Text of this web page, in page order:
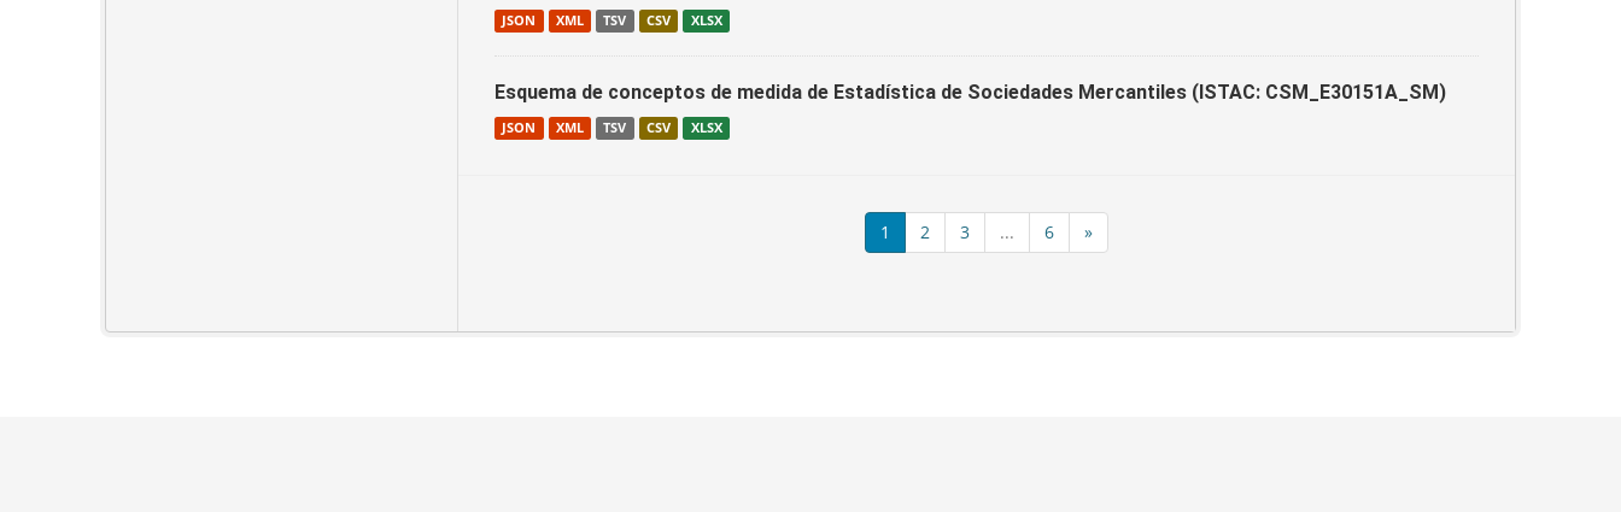
JSON XML TSV CSV XLSX
Esquema de conceptos de medida de Estadística de Sociedades Mercantiles (ISTAC: CSM_E30151A_SM)
JSON XML TSV CSV XLSX
1 2 3 ... 6 »